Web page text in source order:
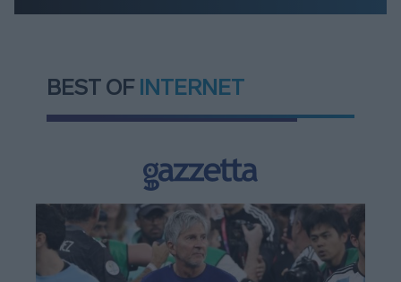
BEST OF INTERNET